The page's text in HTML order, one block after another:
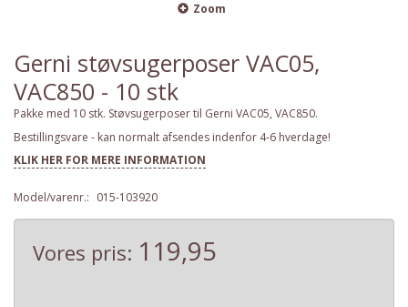
Zoom
Gerni støvsugerposer VAC05,
VAC850 - 10 stk
Pakke med 10 stk. Støvsugerposer til Gerni VAC05, VAC850.
Bestillingsvare - kan normalt afsendes indenfor 4-6 hverdage!
KLIK HER FOR MERE INFORMATION
Model/varenr.: 015-103920
Vores pris: 119,95